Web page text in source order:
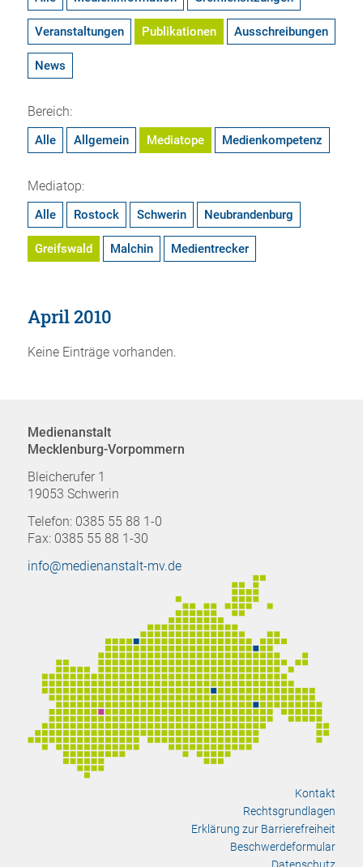
Veranstaltungen Publikationen Ausschreibungen
News
Bereich:
Alle Allgemein Mediatope Medienkompetenz
Mediatop:
Alle Rostock Schwerin Neubrandenburg
Greifswald Malchin Medientrecker
April 2010
Keine Einträge vorhanden.
Medienanstalt
Mecklenburg-Vorpommern
Bleicherufer 1
19053 Schwerin
Telefon: 0385 55 88 1-0
Fax: 0385 55 88 1-30
info@medienanstalt-mv.de
Kontakt
Rechtsgrundlagen
Erklärung zur Barrierefreiheit
Beschwerdeformular
Datenschutz